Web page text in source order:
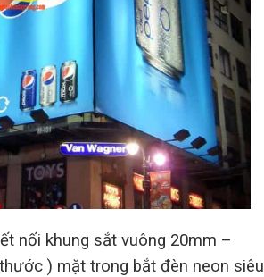
nối khung sắt vuông 20mm –
) mặt trong bắt đèn neon